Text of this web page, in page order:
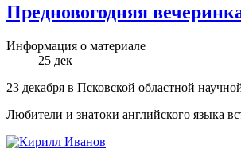
Предновогодняя
Информация о материале
25 дек
23 декабря в Псковской областной
Любители и знатоки английского языка